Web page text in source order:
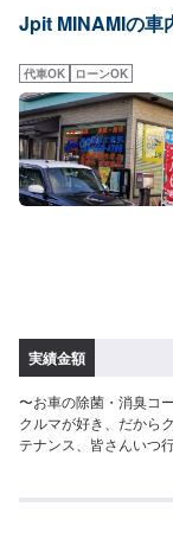
い。営業時間：
Jpit MINAMIの車
代車OK ローンOK
実績金額
〜お車の除菌・消臭コ
クルマが好き、だから
テナンス、皆さんいつ
込みOK！⭕️』欲しく